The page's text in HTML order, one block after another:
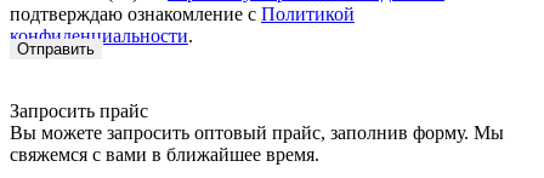
подтверждаю ознакомление с Политикой
конфиденциальности.
Запросить прайс
Вы можете запросить оптовый прайс, заполнив форму. Мы
свяжемся с вами в ближайшее время.